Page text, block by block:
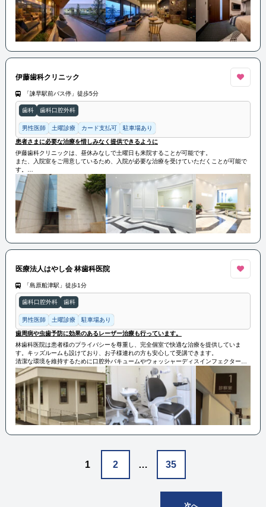
伊藤歯科クリニック
「諫早駅前バス停」徒歩5分
歯科 歯科口腔外科
男性医師 土曜診療 カード支払可 駐車場あり
患者さまに必要な治療を惜しみなく提供できるように
伊藤歯科クリニックは、昼休みなしで土曜日も来院することが可能です。
また、入院室をご用意しているため、入院が必要な治療を受けていただくことが可能で
す。
患者さまに必要な治療を惜しみなく提供できるように最新型CTや入院室を用意しており
ます。
医療法人はやし会 林歯科医院
「島原船津駅」徒歩1分
歯科口腔外科 歯科
男性医師 土曜診療 駐車場あり
歯周病や虫歯予防に効果のあるレーザー治療も行っています。
林歯科医院は患者様のプライバシーを尊重し、完全個室で快適な治療を提供していま
す。キッズルームも設けており、お子様連れの方も安心して受講できます。
清潔な環境を維持するために口腔外バキュームやウォッシャーディスインフェクター、
オートクレーブなどの設備を整え、歯周病や虫歯予防に効果のあるレーザー治療も行っ
ています。
1 2 … 35